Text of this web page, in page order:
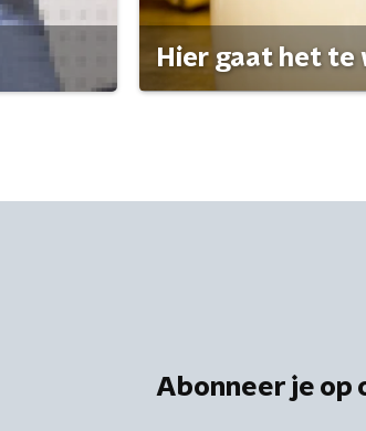
Hier gaat het
Abonneer je op